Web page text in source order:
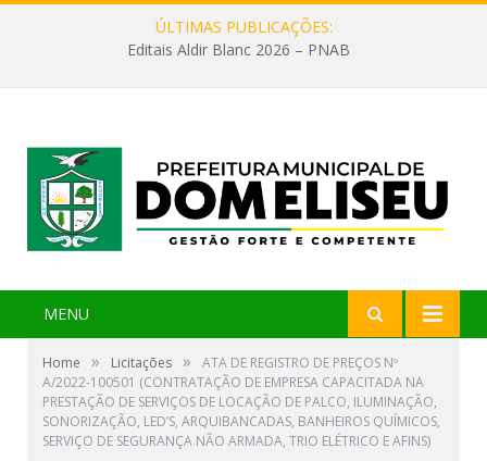
ÚLTIMAS PUBLICAÇÕES:
Editais Aldir Blanc 2026 – PNAB
MENU
Home » Licitações »
ATA DE REGISTRO DE PREÇOS Nº
A/2022-100501 (CONTRATAÇÃO DE EMPRESA CAPACITADA NA
PRESTAÇÃO DE SERVIÇOS DE LOCAÇÃO DE PALCO, ILUMINAÇÃO,
SONORIZAÇÃO, LED’S, ARQUIBANCADAS, BANHEIROS QUÍMICOS,
SERVIÇO DE SEGURANÇA NÃO ARMADA, TRIO ELÉTRICO E AFINS)